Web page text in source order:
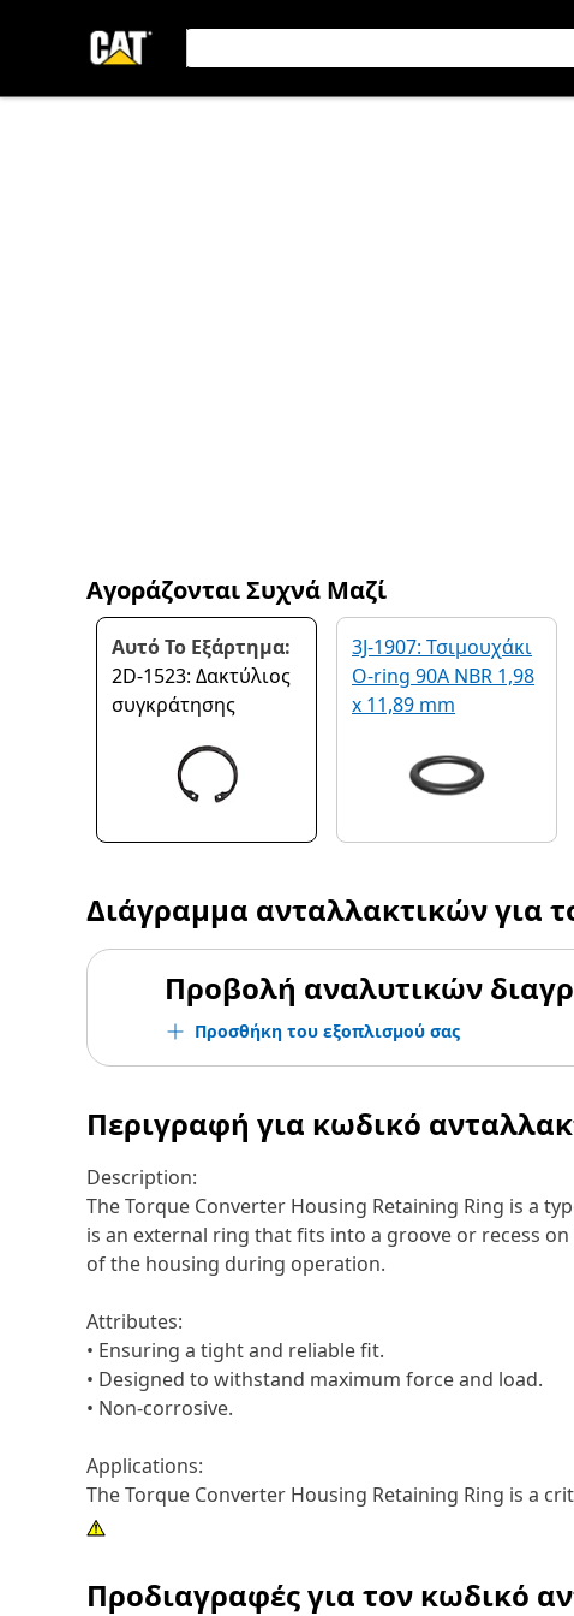
Αγοράζονται Συχνά Μαζί
Αυτό Το Εξάρτημα:
2D-1523: Δακτύλιος
συγκράτησης
3J-1907: Τσιμουχάκι
O-ring 90A NBR 1,98
x 11,89 mm
Διάγραμμα ανταλλακτικών για
Προβολή αναλυτικών
Προσθήκη του εξοπλισμού σας
Περιγραφή για κωδικό
Description:
The Torque Converter Housing Retaining Ring is a
is an external ring that fits into a groove or recess
of the housing during operation.
Attributes:
• Ensuring a tight and reliable fit.
• Designed to withstand maximum force and load.
• Non-corrosive.
Applications:
The Torque Converter Housing Retaining Ring is a
Προδιαγραφές για τον κωδικό